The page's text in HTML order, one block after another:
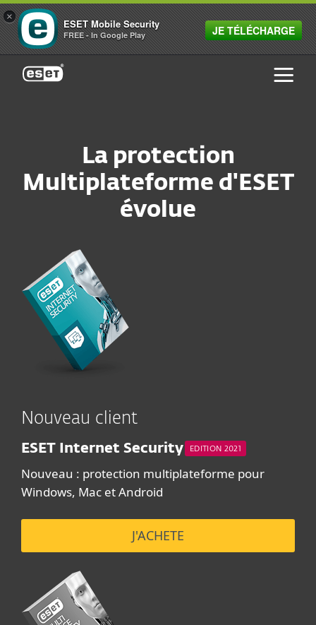
La protection
Multiplateforme d'ESET
évolue
Nouveau client
ESET Internet Security EDITION 2021
Nouveau : protection multiplateforme pour
Windows, Mac et Android
J'ACHETE
ESET
×
ESET Mobile Security
FREE - In Google Play JE TÉLÉCHARGE